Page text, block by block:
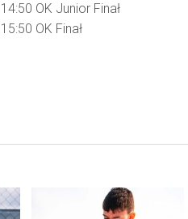
14:50 OK Junior Finał
15:50 OK Finał